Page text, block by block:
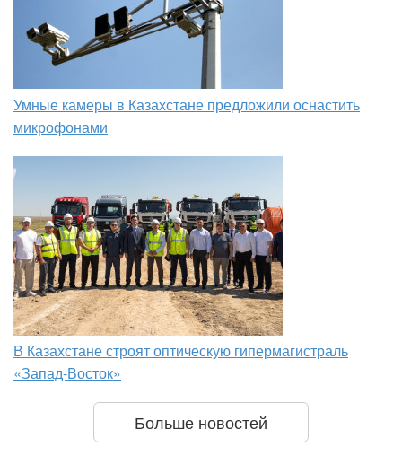
Умные камеры в Казахстане предложили оснастить
микрофонами
В Казахстане строят оптическую гипермагистраль
«Запад-Восток»
Больше новостей